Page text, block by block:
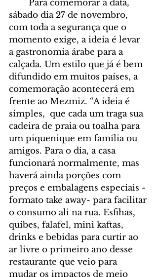
sábado dia 27 de novembro,
com toda a segurança que o
momento exige, a ideia é levar
a gastronomia árabe para a
calçada. Um estilo que já é bem
difundido em muitos países, a
comemoração acontecerá em
frente ao Mezmiz. “A ideia é
simples,  que cada um traga sua
cadeira de praia ou toalha para
um piquenique em família ou
amigos. Para o dia, a casa
funcionará normalmente, mas
haverá ainda porções com
preços e embalagens especiais -
formato take away- para facilitar
o consumo ali na rua. Esfihas,
quibes, falafel, mini kaftas,
drinks e bebidas para curtir ao
ar livre o primeiro ano desse
restaurante que veio para
mudar os impactos de meio